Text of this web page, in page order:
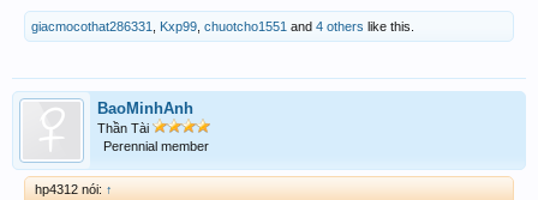
giacmocothat286331 Kxp99 chuotcho1551 and 4 others like this.
BaoMinhAnh
Thần Tài
Perennial member
hp4312 nói: ↑